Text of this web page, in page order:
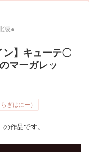
凌●
ン】キューテ〇
マーガレッ
ぎはにー）
の作品です。